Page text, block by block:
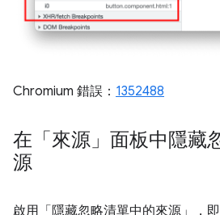
Chromium 錯誤： 1352488
在「來源」面板中隱藏
源
啟用「隱藏忽略清單中的來源」 ，